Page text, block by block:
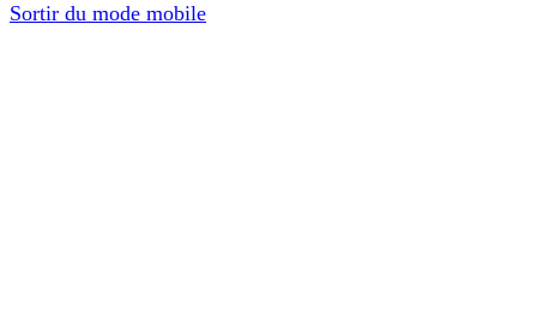
Sortir du mode mobile